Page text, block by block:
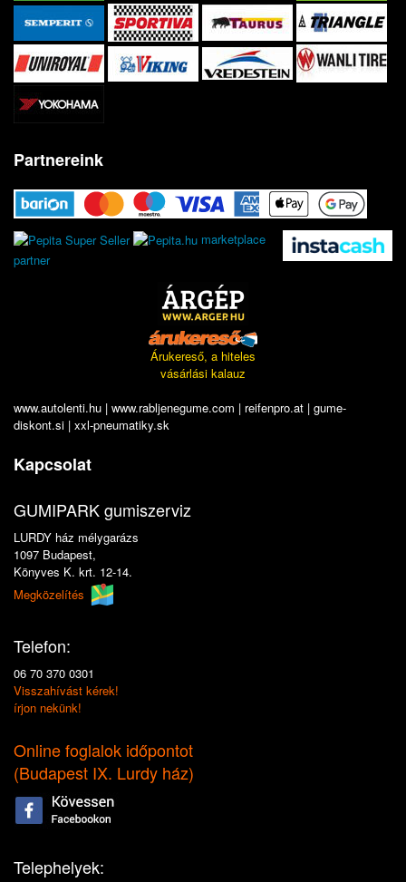
Partnereink
marketplace
partner
Árukereső, a hiteles
vásárlási kalauz
www.autolenti.hu | www.rabljenegume.com | reifenpro.at | gume-
diskont.si | xxl-pneumatiky.sk
Kapcsolat
GUMIPARK gumiszerviz
LURDY ház mélygarázs
1097 Budapest,
Könyves K. krt. 12-14.
Megközelítés
Telefon:
06 70 370 0301
Visszahívást kérek!
írjon nekünk!
Online foglalok időpontot
(Budapest IX. Lurdy ház)
Telephelyek: